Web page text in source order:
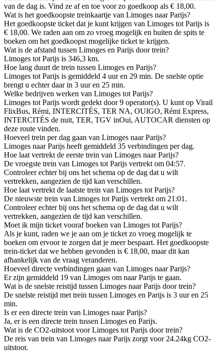
van de dag is. Vind ze af en toe voor zo goedkoop als € 18,00.
Wat is het goedkoopste treinkaartje van Limoges naar Parijs?
Het goedkoopste ticket dat je kunt krijgen van Limoges tot Parijs is
€ 18,00. We raden aan om zo vroeg mogelijk en buiten de spits te
boeken om het goedkoopst mogelijke ticket te krijgen.
Wat is de afstand tussen Limoges en Parijs door trein?
Limoges tot Parijs is 346,3 km.
Hoe lang duurt de trein tussen Limoges en Parijs?
Limoges tot Parijs is gemiddeld 4 uur en 29 min. De snelste optie
brengt u echter daar in 3 uur en 25 min.
Welke bedrijven werken van Limoges tot Parijs?
Limoges tot Parijs wordt gedekt door 9 operator(s). U kunt op Virail
FlixBus, Rémi, INTERCITÉS, TER NA, OUIGO, Rémi Express,
INTERCITÉS de nuit, TER, TGV inOui, AUTOCAR diensten op
deze route vinden.
Hoeveel trein per dag gaan van Limoges naar Parijs?
Limoges naar Parijs heeft gemiddeld 35 verbindingen per dag.
Hoe laat vertrekt de eerste trein van Limoges naar Parijs?
De vroegste trein van Limoges tot Parijs vertrekt om 04:57.
Controleer echter bij ons het schema op de dag dat u wilt
vertrekken, aangezien de tijd kan verschillen.
Hoe laat vertrekt de laatste trein van Limoges tot Parijs?
De nieuwste trein van Limoges tot Parijs vertrekt om 21:01.
Controleer echter bij ons het schema op de dag dat u wilt
vertrekken, aangezien de tijd kan verschillen.
Moet ik mijn ticket vooraf boeken van Limoges tot Parijs?
Als je kunt, raden we je aan om je ticket zo vroeg mogelijk te
boeken om ervoor te zorgen dat je meer bespaart. Het goedkoopste
trein-ticket dat we hebben gevonden is € 18,00, maar dit kan
afhankelijk van de vraag veranderen.
Hoeveel directe verbindingen gaan van Limoges naar Parijs?
Er zijn gemiddeld 19 van Limoges om naar Parijs te gaan.
Wat is de snelste reistijd tussen Limoges naar Parijs door trein?
De snelste reistijd met trein tussen Limoges en Parijs is 3 uur en 25
min.
Is er een directe trein van Limoges naar Parijs?
Ja, er is een directe trein tussen Limoges en Parijs.
Wat is de CO2-uitstoot voor Limoges tot Parijs door trein?
De reis van trein van Limoges naar Parijs zorgt voor 24.24kg CO2-
uitstoot.